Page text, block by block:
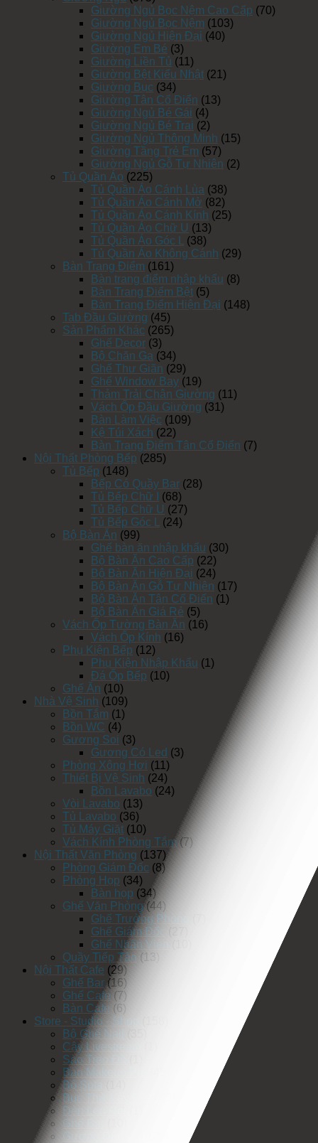
Giường Ngủ Bọc Nệm Cao Cấp (70)
Giường Ngủ Bọc Nệm (103)
Giường Ngủ Hiện Đại (40)
Giường Em Bé (3)
Giường Liền Tủ (11)
Giường Bệt Kiểu Nhật (21)
Giường Bục (34)
Giường Tân Cổ Điển (13)
Giường Ngủ Bé Gái (4)
Giường Ngủ Bé Trai (2)
Giường Ngủ Thông Minh (15)
Giường Tầng Trẻ Em (57)
Giường Ngủ Gỗ Tự Nhiên (2)
Tủ Quần Áo (225)
Tủ Quần Áo Cánh Lùa (38)
Tủ Quần Áo Cánh Mở (82)
Tủ Quần Áo Cánh Kính (25)
Tủ Quần Áo Chữ U (13)
Tủ Quần Áo Góc L
(38)
Tủ Quần Áo Không Cánh (29)
Bàn Trang Điểm (161)
Bàn trang điểm nhập khẩu (8)
Bàn Trang Điểm Bệt (5)
Bàn Trang Điểm Hiện Đại (148)
Tab Đầu Giường (45)
Sản Phẩm Khác (265)
Ghế Decor (3)
Bộ Chăn Ga (34)
Ghế Thư Giãn (29)
Ghế Window Bay (19)
Thảm Trải Chân Giường (11)
Vách Ốp Đầu Giường (31)
Bàn Làm Việc (109)
Kệ Túi Xách (22)
Bàn Trang Điểm Tân Cổ Điển (7)
Nội Thất Phòng Bếp (285)
Tủ Bếp (148)
Bếp Có Quầy Bar (28)
Tủ Bếp Chữ I
(68)
Tủ Bếp Chữ U (27)
Tủ Bếp Góc L
(24)
Bộ Bàn Ăn (99)
Ghế bàn ăn nhập khẩu (30)
Bộ Bàn Ăn Cao Cấp (22)
Bộ Bàn Ăn Hiện Đại (24)
Bộ Bàn Ăn Gỗ Tự Nhiên (17)
Bộ Bàn Ăn Tân Cổ Điển (1)
Bộ Bàn Ăn Giá Rẻ (5)
Vách Ốp Tường Bàn Ăn (16)
Vách Ốp Kính (16)
Phụ Kiện Bếp (12)
Phụ Kiện Nhập Khẩu (1)
Đá Ốp Bếp (10)
Ghế Ăn (10)
Nhà Vệ Sinh (109)
Bồn Tắm (1)
Bồn WC (4)
Gương Soi (3)
Gương Có Led (3)
Phòng Xông Hơi (11)
Thiết Bị Vệ Sinh (24)
Bồn Lavabo (24)
Vòi Lavabo (13)
Tủ Lavabo (36)
Tủ Máy Giặt (10)
Vách Kính Phòng Tắm (7)
Nội Thất Văn Phòng (137)
Phòng Giám Đốc (8)
Phòng Họp (34)
Bàn họp (34)
Ghế Văn Phòng (44)
Ghế Trưởng Phòng
Ghế Giám Đốc
Ghế Nhân Viên
Quầy Tiếp Tân (13)
Nội Thất Cafe (29)
Ghế Bar (16)
Ghế Cafe (7)
Bàn Cafe (6)
Store - Studio - Shop
Bộ Ghế Nail
Cây Livestream
Sào Treo Đồ
Bàn Makeup Pro
Bộ Sofa
Bục Thử Váy Cưới
Đèn Led Rọi
Ghế Bar
Gương Đèn Led